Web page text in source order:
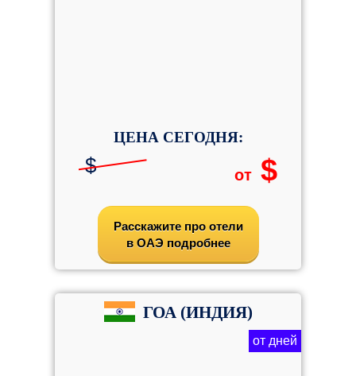
ЦЕНА СЕГОДНЯ:
$ от $
Расскажите про отели
в ОАЭ подробнее
ГОА (ИНДИЯ)
от дней